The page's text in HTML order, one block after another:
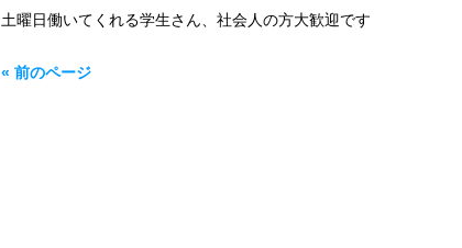
土曜日働いてくれる学生さん、社会人の方大歓迎です
« 前のページ